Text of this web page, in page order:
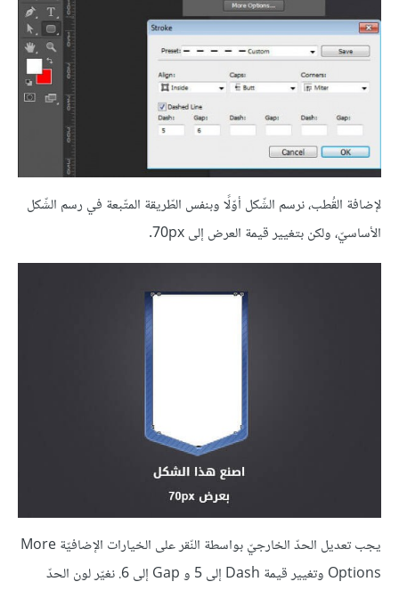
لإضافة القُطب، نرسم الشّكل أوّلًا وبنفس الطّريقة المتّبعة في رسم الشّكل
الأساسيّ، ولكن بتغيير قيمة العرض إلى 70px.
يجب تعديل الحدّ الخارجيّ بواسطة النّقر على الخيارات الإضافيّة More
Options وتغيير قيمة Dash إلى 5 و Gap إلى 6. نغيّر لون الحدّ